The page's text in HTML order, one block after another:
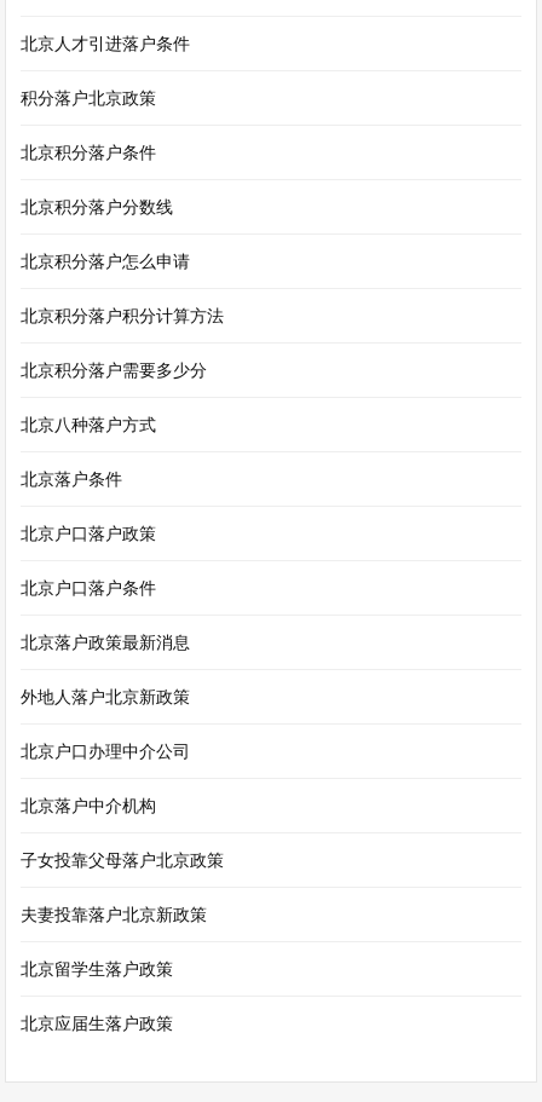
北京人才引进落户条件
积分落户北京政策
北京积分落户条件
北京积分落户分数线
北京积分落户怎么申请
北京积分落户积分计算方法
北京积分落户需要多少分
北京八种落户方式
北京落户条件
北京户口落户政策
北京户口落户条件
北京落户政策最新消息
外地人落户北京新政策
北京户口办理中介公司
北京落户中介机构
子女投靠父母落户北京政策
夫妻投靠落户北京新政策
北京留学生落户政策
北京应届生落户政策